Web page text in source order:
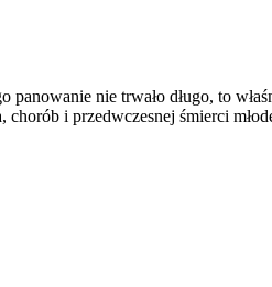
nie trwało długo, to
i przedwczesnej śmierci